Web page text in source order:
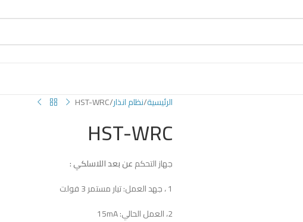
الرئيسية نظام انذار HST-WRC
HST-WRC
جهاز التحكمعن بعداللاسلكي:
1 ، جهد العمل: تيار مستمر 3 فولت
2، العمل الحالي: 15mA